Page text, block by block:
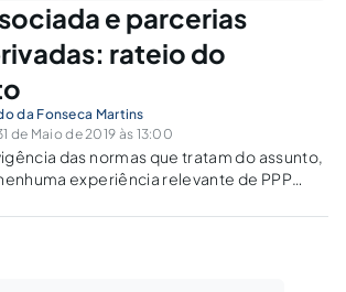
e parcerias
rateio do
da Fonseca Martins
de Maio de 2019 às 13:00
das normas que tratam do assunto,
experiência relevante de PPP
a dificuldade relativa à fixação da